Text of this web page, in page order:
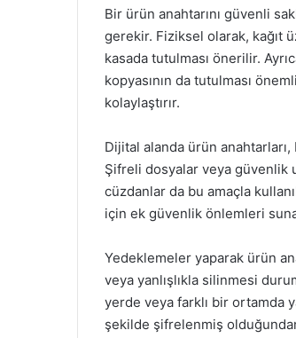
Bir ürün anahtarını güvenli
gerekir. Fiziksel olarak, kağıt
kasada tutulması önerilir.
kopyasının da tutulması
kolaylaştırır.
Dijital alanda ürün
Şifreli dosyalar veya güvenlik
cüzdanlar da bu amaçla
için ek güvenlik önlemleri
Yedeklemeler yaparak ürün
veya yanlışlıkla silinmesi
yerde veya farklı bir ortamda
şekilde şifrelenmiş